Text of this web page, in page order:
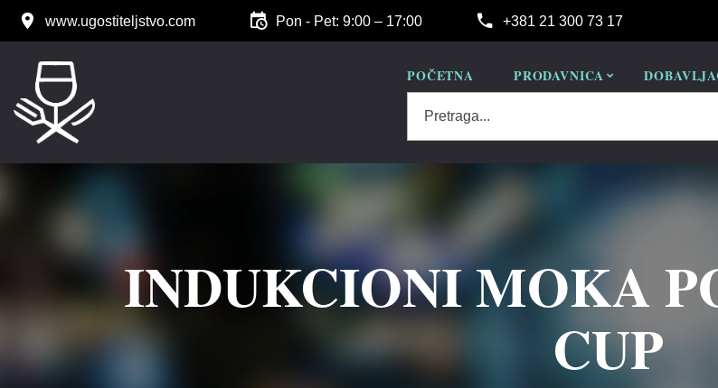
www.ugostiteljstvo.com Pon - Pet: 9:00 – 17:00 +381 21 300 73 17
POČETNA PRODAVNICA
Pretraga...
INDUKCIONI MOKA
CUP